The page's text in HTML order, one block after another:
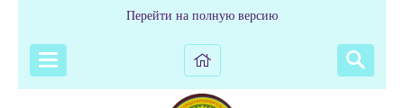
Перейти на полную версию